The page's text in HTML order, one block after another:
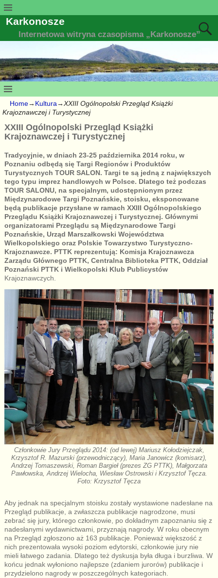
Karkonosze
Internetowa witryna czasopisma „Karkonosze”
Home→ Kultura→XXIII Ogólnopolski Przegląd Książki
Krajoznawczej i Turystycznej
XXIII Ogólnopolski Przegląd Książki
Krajoznawczej i Turystycznej
Tradycyjnie, w dniach 23-25 października 2014 roku, w
Poznaniu odbędą się Targi Regionów i Produktów
Turystycznych TOUR SALON. Targi te są jedną z największych
tego typu imprez handlowych w Polsce. Dlatego też podczas
TOUR SALONU, na specjalnym, udostępnionym przez
Międzynarodowe Targi Poznańskie, stoisku, eksponowane
będą publikacje przysłane w ramach XXIII Ogólnopolskiego
Przeglądu Książki Krajoznawczej i Turystycznej. Głównymi
organizatorami Przeglądu są Międzynarodowe Targi
Poznańskie, Urząd Marszałkowski Województwa
Wielkopolskiego oraz Polskie Towarzystwo Turystyczno-
Krajoznawcze. PTTK reprezentują: Komisja Krajoznawcza
Zarządu Głównego PTTK, Centralna Biblioteka PTTK, Oddział
Poznański PTTK i Wielkopolski Klub Publicystów
Krajoznawczych.
Członkowie Jury Przeglądu 2014: (od lewej) Mariusz Kołodziejczak,
Krzysztof R. Mazurski (przewodniczący), Maria Janowicz (komisarz),
Andrzej Tomaszewski, Roman Bargieł (prezes ZG PTTK), Małgorzata
Pawłowska, Andrzej Wielocha, Wiesław Ostrowski i Krzysztof Tęcza.
Foto: Krzysztof Tęcza
Aby jednak na specjalnym stoisku zostały wystawione nadesłane na
Przegląd publikacje, a zwłaszcza publikacje nagrodzone, musi
zebrać się jury, którego członkowie, po dokładnym zapoznaniu się z
nadesłanymi wydawnictwami, przyznają nagrody. W roku obecnym
na Przegląd zgłoszono aż 163 publikacje. Ponieważ większość z
nich prezentowała wysoki poziom edytorski, członkowie jury nie
mieli łatwego zadania. Dlatego też dyskusja była długa i burzliwa. W
końcu jednak wyłoniono najlepsze (zdaniem jurorów) publikacje i
przydzielono nagrody w poszczególnych kategoriach.